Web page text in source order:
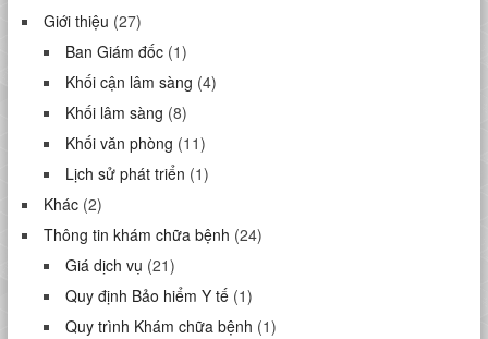
Giới thiệu (27)
Ban Giám đốc(1)
Khối cận lâm sàng (4)
Khối lâm sàng (8)
Khối văn phòng (11)
Lịch sử phát triển (1)
Khác(2)
Thông tin khám chữa bệnh (24)
Giá dịch vụ (21)
Quy định Bảo hiểm Y tế(1)
Quy trình Khám chữa bệnh (1)